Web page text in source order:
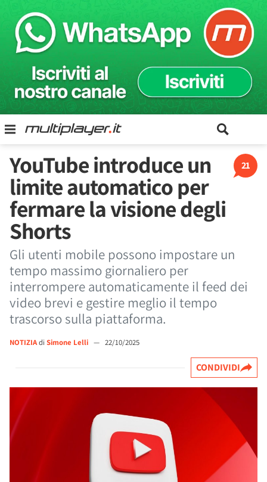
21
YouTube introduce un
limite automatico per
fermare la visione degli
Shorts
Gli utenti mobile possono impostare un
tempo massimo giornaliero per
interrompere automaticamente il feed dei
video brevi e gestire meglio il tempo
trascorso sulla piattaforma.
NOTIZIAdi Simone Lelli — 22/10/2025
CONDIVIDI